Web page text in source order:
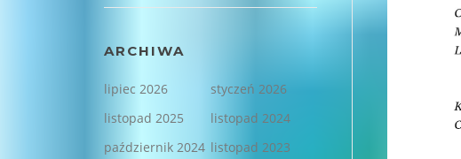
ARCHIWA
lipiec 2026
styczeń 2026
listopad 2025
listopad 2024
październik 2024 listopad 2023